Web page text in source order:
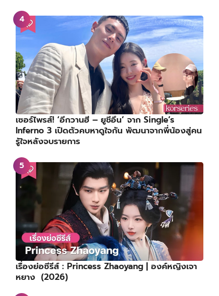
เซอร์ไพรส์! ‘อีกวานฮี – ยูชีอึน’ จาก Single’s
Inferno 3 เปิดตัวคบหาดูใจกัน พัฒนาจากพี่น้องสู่คน
รู้ใจหลังจบรายการ
เรื่องย่อซีรีส์ : Princess Zhaoyang | องค์หญิงเจา
หยาง (2026)